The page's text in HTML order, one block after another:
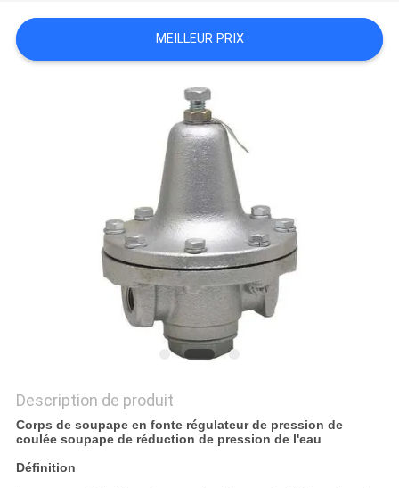
CONTRÔLE
DE
NOUVELLES
DEMANDEZ
PLAN
DU
SITE
MEILLEUR PRIX
Description de produit
Corps de soupape en fonte régulateur de pression de
coulée soupape de réduction de pression de l'eau
Définition